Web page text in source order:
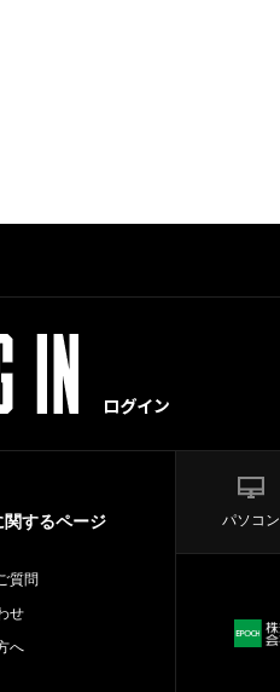
関するページ
質問
せ
へ
パソコン